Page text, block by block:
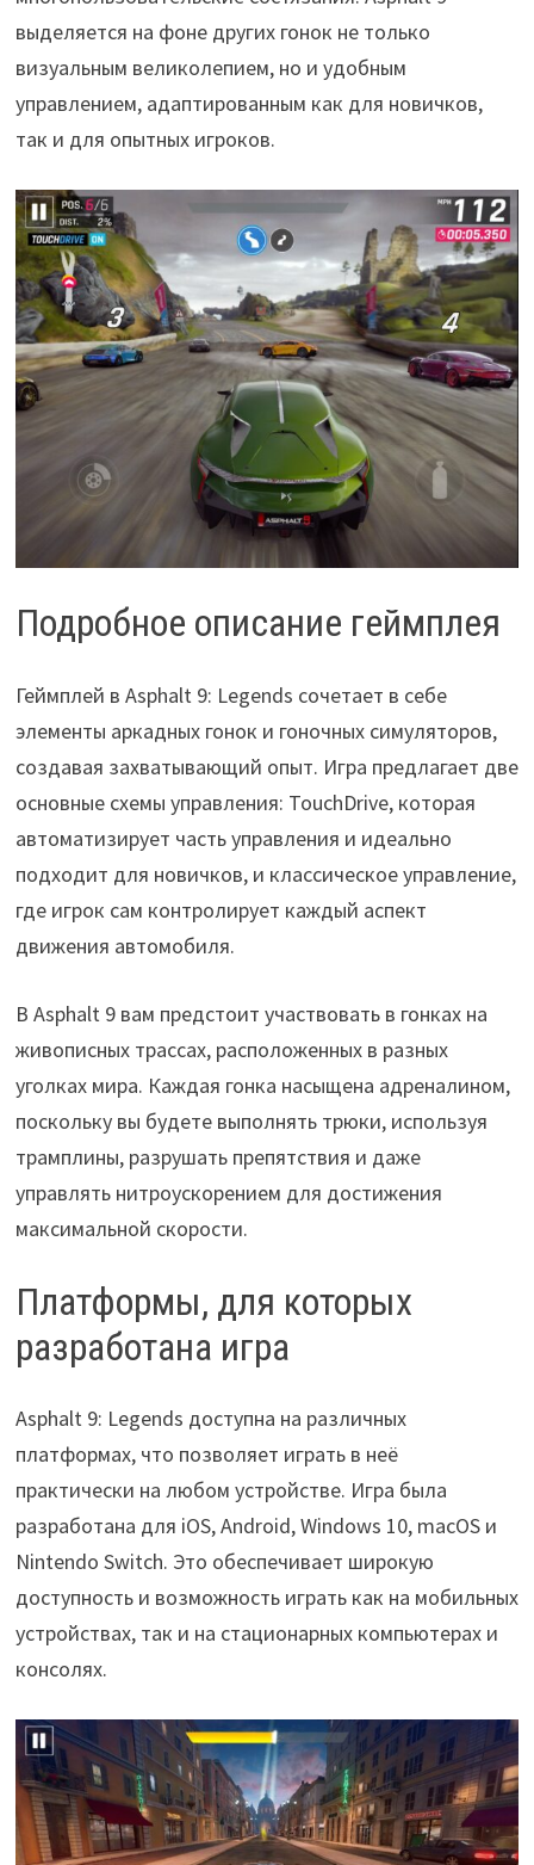
выделяется на фоне других гонок не только
визуальным великолепием, но и удобным
управлением, адаптированным как для новичков,
так и для опытных игроков.
Подробное описание геймплея
Геймплей в Asphalt 9: Legends сочетает в себе
элементы аркадных гонок и гоночных симуляторов,
создавая захватывающий опыт. Игра предлагает две
основные схемы управления: TouchDrive, которая
автоматизирует часть управления и идеально
подходит для новичков, и классическое управление,
где игрок сам контролирует каждый аспект
движения автомобиля.
В Asphalt 9 вам предстоит участвовать в гонках на
живописных трассах, расположенных в разных
уголках мира. Каждая гонка насыщена адреналином,
поскольку вы будете выполнять трюки, используя
трамплины, разрушать препятствия и даже
управлять нитроускорением для достижения
максимальной скорости.
Платформы, для которых
разработана игра
Asphalt 9: Legends доступна на различных
платформах, что позволяет играть в неё
практически на любом устройстве. Игра была
разработана для iOS, Android, Windows 10, macOS и
Nintendo Switch. Это обеспечивает широкую
доступность и возможность играть как на мобильных
устройствах, так и на стационарных компьютерах и
консолях.